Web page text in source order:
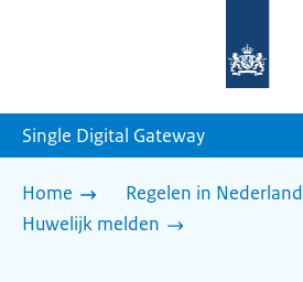
homepage
Single Digital Gateway
Home
Regelen in Nederland
Huwelijk melden